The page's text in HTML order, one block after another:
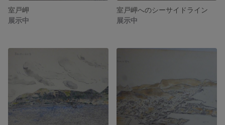
室戸岬
展示中
室戸岬へのシーサイドライン
展示中